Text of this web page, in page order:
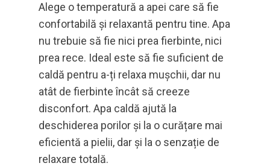
Alege o temperatură a apei care să fie
confortabilă și relaxantă pentru tine. Apa
nu trebuie să fie nici prea fierbinte, nici
prea rece. Ideal este să fie suficient de
caldă pentru a-ți relaxa mușchii, dar nu
atât de fierbinte încât să creeze
disconfort. Apa caldă ajută la
deschiderea porilor și la o curățare mai
eficientă a pielii, dar și la o senzație de
relaxare totală.